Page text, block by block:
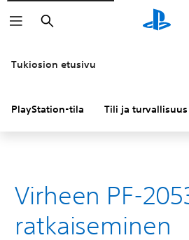
Haku
Tukiosion etusivu
PlayStation-tila Tili ja turvallisuus
Virheen PF-
ratkaiseminen